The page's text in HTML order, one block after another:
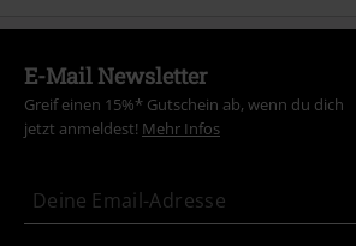
E-Mail Newsletter
Greif einen 15%* Gutschein ab, wenn du dich
jetzt anmeldest! Mehr Infos